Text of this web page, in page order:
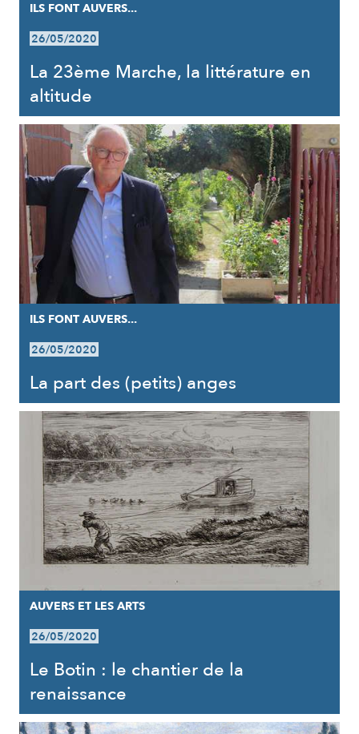
ILS FONT AUVERS...
26/05/2020
La 23ème Marche, la littérature en
altitude
ILS FONT AUVERS...
26/05/2020
La part des (petits) anges
AUVERS ET LES ARTS
26/05/2020
Le Botin : le chantier de la
renaissance